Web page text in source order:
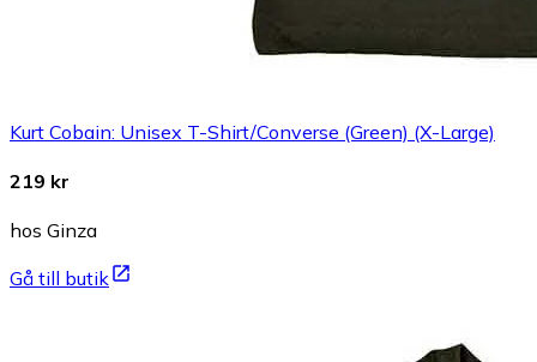
Kurt Cobain: Unisex T-Shirt/Converse (Green) (X-Large)
219 kr
hos Ginza
Gå till butik